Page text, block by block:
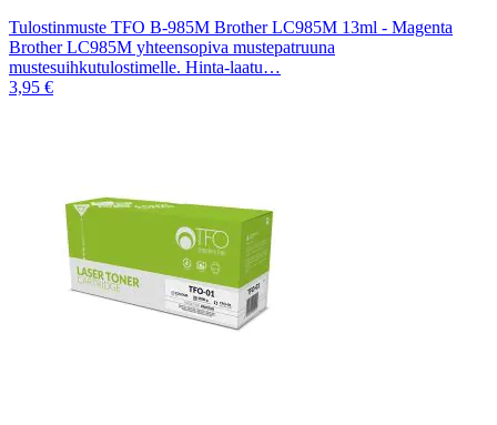
Tulostinmuste TFO B-985M Brother LC985M 13ml - Magenta
Brother LC985M yhteensopiva mustepatruuna
mustesuihkutulostimelle. Hinta-laatu…
3,95 €